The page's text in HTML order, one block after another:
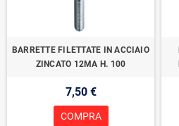
BARRETTE FILETTATE IN ACCIAIO
ZINCATO 12MA H. 100
7,50 €
COMPRA